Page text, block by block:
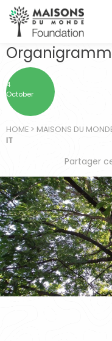
4
October
HOME > MAISONS DU
IT
Partager